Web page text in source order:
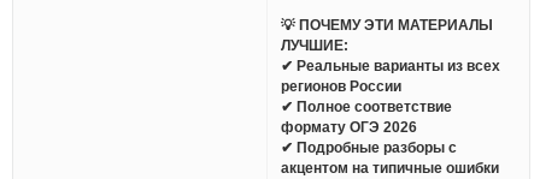
💡 ПОЧЕМУ ЭТИ МАТЕРИАЛЫ
ЛУЧШИЕ:
✔ Реальные варианты из всех
регионов России
✔ Полное соответствие
формату ОГЭ 2026
✔ Подробные разборы с
акцентом на типичные ошибки